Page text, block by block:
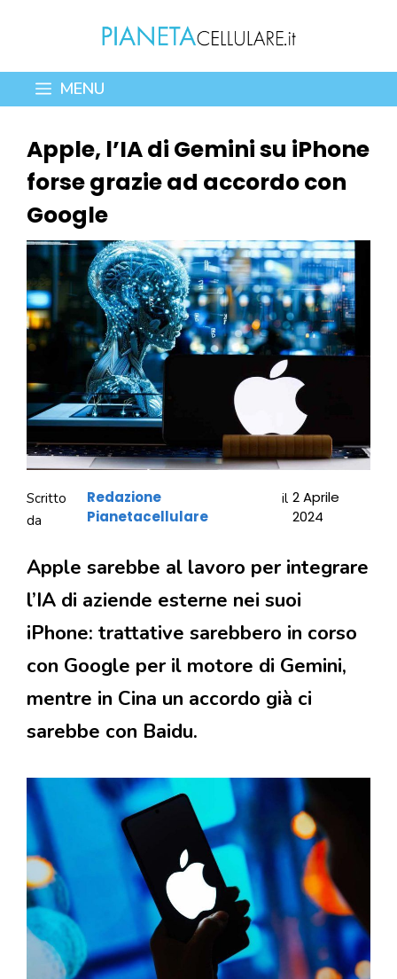
contenuto
MENU
Apple, l’IA di Gemini su iPhone
forse grazie ad accordo con
Google
Scritto
da
Redazione
Pianetacellulare
il 2 Aprile
2024
Apple sarebbe al lavoro per integrare
l’IA di aziende esterne nei suoi
iPhone: trattative sarebbero in corso
con Google per il motore di Gemini,
mentre in Cina un accordo già ci
sarebbe con Baidu.